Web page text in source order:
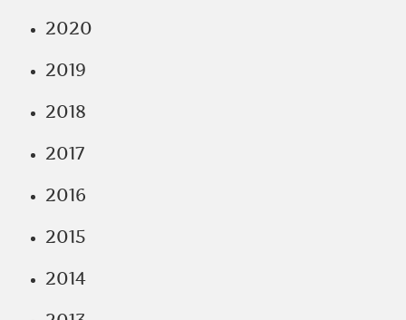
2020
2019
2018
2017
2016
2015
2014